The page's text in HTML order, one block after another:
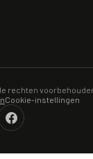
rechten
Cookie-instellingen